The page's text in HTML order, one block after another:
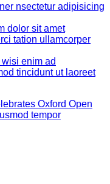
nsectetur adipisicing
dolor sit amet
tation ullamcorper
enim ad
tincidunt ut laoreet
Oxford Open
tempor